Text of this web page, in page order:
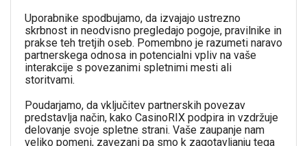
Uporabnike spodbujamo, da izvajajo ustrezno
skrbnost in neodvisno pregledajo pogoje, pravilnike in
prakse teh tretjih oseb. Pomembno je razumeti naravo
partnerskega odnosa in potencialni vpliv na vaše
interakcije s povezanimi spletnimi mesti ali
storitvami.
Poudarjamo, da vključitev partnerskih povezav
predstavlja način, kako CasinoRIX podpira in vzdržuje
delovanje svoje spletne strani. Vaše zaupanje nam
veliko pomeni, zavezani pa smo k zagotavljanju tega